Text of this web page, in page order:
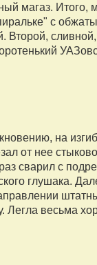
магаз. Итого,
с
Второй,
на
от нее
сварил с
глушака.
Легла весьма